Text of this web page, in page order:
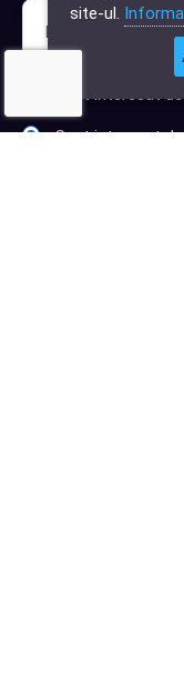
Sunt interesat
Sunt interesat
site-ul.